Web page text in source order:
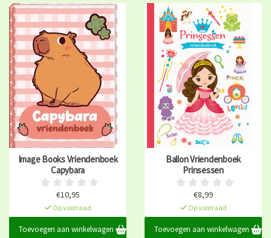
Image Books Vriendenboek
Capybara
€10,95
Op voorraad
Toevoegen aan winkelwagen
Ballon Vriendenboek
Prinsessen
€8,99
Op voorraad
Toevoegen aan winkelwagen